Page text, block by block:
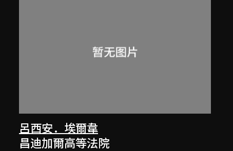
呂西安．埃爾韋
昌迪加爾高等法院